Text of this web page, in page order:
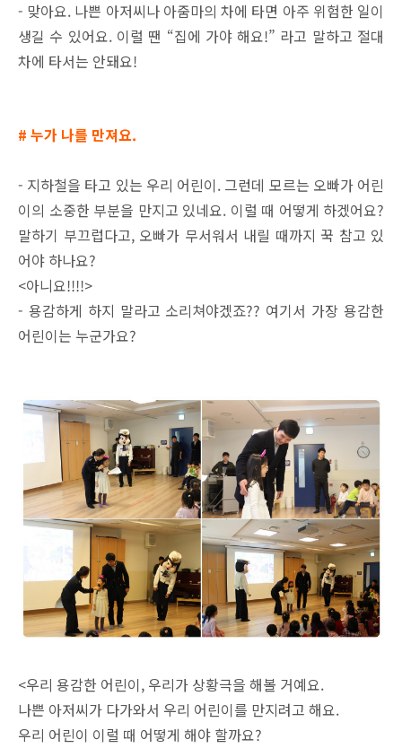
- 맞아요. 나쁜 아저씨나 아줌마의 차에 타면 아주 위험한 일이
생길 수 있어요. 이럴 땐 “집에 가야 해요!” 라고 말하고 절대
차에 타서는 안돼요!
# 누가 나를 만져요.
- 지하철을 타고 있는 우리 어린이. 그런데 모르는 오빠가 어린
이의 소중한 부분을 만지고 있네요. 이럴 때 어떻게 하겠어요?
말하기 부끄럽다고, 오빠가 무서워서 내릴 때까지 꾹 참고 있
어야 하나요?
<아니요!!!!>
- 용감하게 하지 말라고 소리쳐야겠죠?? 여기서 가장 용감한
어린이는 누군가요?
<우리 용감한 어린이, 우리가 상황극을 해볼 거예요.
나쁜 아저씨가 다가와서 우리 어린이를 만지려고 해요.
우리 어린이 이럴 때 어떻게 해야 할까요?